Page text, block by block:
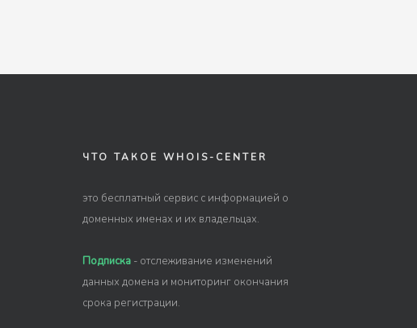
ЧТО ТАКОЕ WHOIS-CENTER
это бесплатный сервис с информацией о
доменных именах и их владельцах.
Подписка - отслеживание изменений
данных домена и мониторинг окончания
срока регистрации.